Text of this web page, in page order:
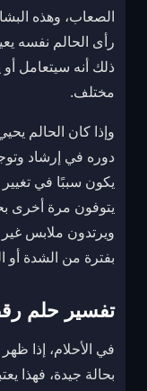
الصعاب، وهذه
رأى الحالم نفسه
ذلك أنه سيتعامل
مختلف.
وإذا كان الحالم
دوره في إرشاد
يكون سببًا في
يتوفون مرة أخرى
ويرتدون ملابس
بفترة من الشدة أو
تفسير حلم
في الأحلام، إذا
بحالة جيدة، فهذا